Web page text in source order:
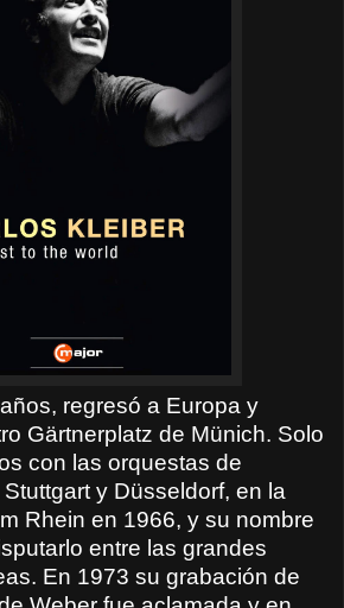
regresó a Europa y
Gärtnerplatz de Münich. Solo
con las orquestas de
y Düsseldorf, en la
Rhein en 1966, y su nombre
entre las grandes
En 1973 su grabación de